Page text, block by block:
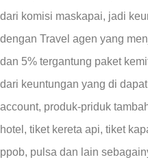
dari komisi maskapai, jadi
dengan Travel agen yang
dan 5% tergantung paket
dari keuntungan yang di
account, produk-priduk
hotel, tiket kereta api, tiket
ppob, pulsa dan lain